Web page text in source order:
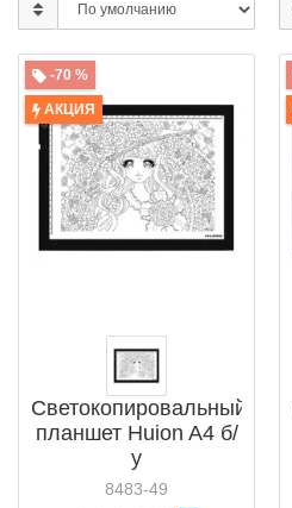
-70 %
АКЦИЯ
Светокопировальный
планшет Huion A4 б/
у
8483-49